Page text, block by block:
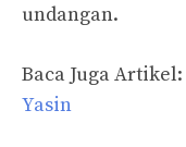
undangan.
Baca Juga Artikel:
Yasin